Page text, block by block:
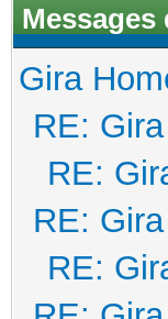
Messages
Gira
RE:
RE:
RE:
RE: